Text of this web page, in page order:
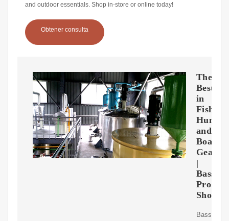
and outdoor essentials. Shop in-store or online today!
Obtener consulta
The
Best
in
and
Boating
Gear
|
Bass
Pro
Shops
Bass